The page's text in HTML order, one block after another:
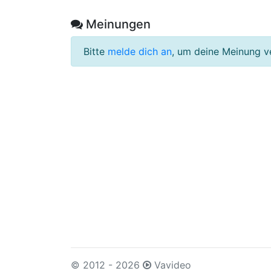
Meinungen
Bitte melde dich an, um deine Meinung
© 2012 - 2026 Vavideo